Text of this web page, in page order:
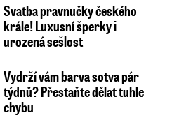
Svatba pravnučky českého
krále! Luxusní šperky i
urozená sešlost
Vydrží vám barva sotva pár
týdnů? Přestaňte dělat tuhle
chybu